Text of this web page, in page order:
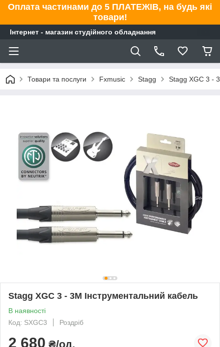
Оплата частинами до 5 ПЛАТЕЖІВ, на будь які
товари!
Інтернет - магазин студійного обладнання
Товари та послуги Fxmusic Stagg Stagg XGC 3 -
Stagg XGC 3 - 3M Інструментальний кабель
В наявності
Код: SXGC3
Роздріб
2 680 ₴/од.